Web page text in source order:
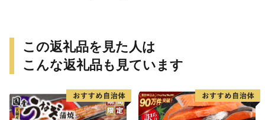
この返礼品を見た人は
こんな返礼品も見ています